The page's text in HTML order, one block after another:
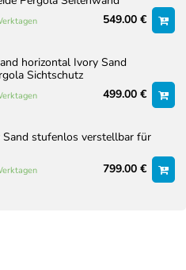
FINISH
/ RAL
9001
maßgeblich.
durchführen wollen,
einen professionellen
werden dabei berücksichtigt.
549.00 €
horizontal Ivory Sand
Sichtschutz
499.00 €
stufenlos verstellbar für
799.00 €